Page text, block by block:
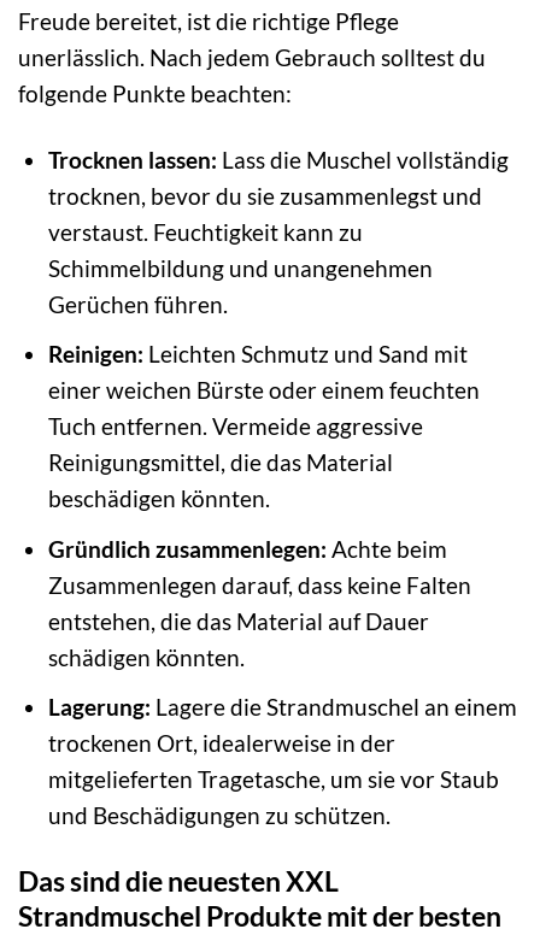
Freude bereitet, ist die richtige Pflege
unerlässlich. Nach jedem Gebrauch solltest du
folgende Punkte beachten:
Trocknen lassen: Lass die Muschel vollständig
trocknen, bevor du sie zusammenlegst und
verstaust. Feuchtigkeit kann zu
Schimmelbildung und unangenehmen
Gerüchen führen.
Reinigen: Leichten Schmutz und Sand mit
einer weichen Bürste oder einem feuchten
Tuch entfernen. Vermeide aggressive
Reinigungsmittel, die das Material
beschädigen könnten.
Gründlich zusammenlegen: Achte beim
Zusammenlegen darauf, dass keine Falten
entstehen, die das Material auf Dauer
schädigen könnten.
Lagerung: Lagere die Strandmuschel an einem
trockenen Ort, idealerweise in der
mitgelieferten Tragetasche, um sie vor Staub
und Beschädigungen zu schützen.
Das sind die neuesten XXL
Strandmuschel Produkte mit der besten